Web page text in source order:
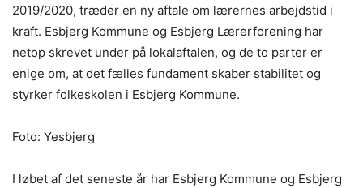
2019/2020, træder en ny aftale om lærernes arbejdstid i
kraft. Esbjerg Kommune og Esbjerg Lærerforening har
netop skrevet under på lokalaftalen, og de to parter er
enige om, at det fælles fundament skaber stabilitet og
styrker folkeskolen i Esbjerg Kommune.
Foto: Yesbjerg
I løbet af det seneste år har Esbjerg Kommune og Esbjerg